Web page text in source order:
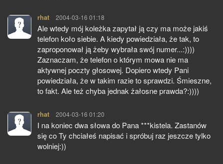
rhat pisze:
2004-03-16 01:18
Ale wtedy mój koleżka zapytał ją czy ma może jakiś
telefon koło siebie. A kiedy powiedziała, że tak, to
zaproponował ją żeby wybrała swój numer...:))))
Zaznaczam, że telefon o którym mowa nie ma
aktywnej poczty głosowej. Dopiero wtedy Pani
powiedziała, że w takim razie to sprawdzi. Śmieszne,
to fakt. Ale też chyba jednak żałosne prawda?:))))
rhat pisze:
2004-03-16 01:20
I na koniec dwa słowa do Pana ***kistela. Zastanów
się co Ty chciałeś napisać i spróbuj raz jeszcze tylko
wolniej:))